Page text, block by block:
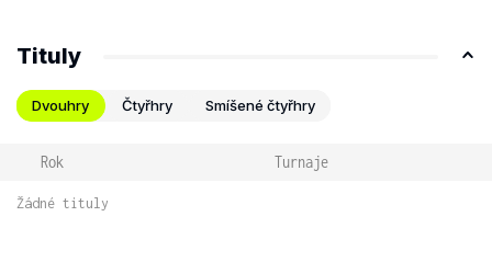
Tituly
Dvouhry Čtyřhry Smíšené čtyřhry
Rok Turnaje
Žádné tituly